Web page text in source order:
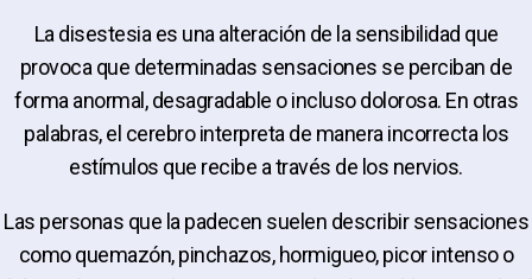
La disestesia es una alteración de la sensibilidad que
provoca que determinadas sensaciones se perciban de
forma anormal, desagradable o incluso dolorosa. En otras
palabras, el cerebro interpreta de manera incorrecta los
estímulos que recibe a través de los nervios.
Las personas que la padecen suelen describir sensaciones
como quemazón, pinchazos, hormigueo, picor intenso o